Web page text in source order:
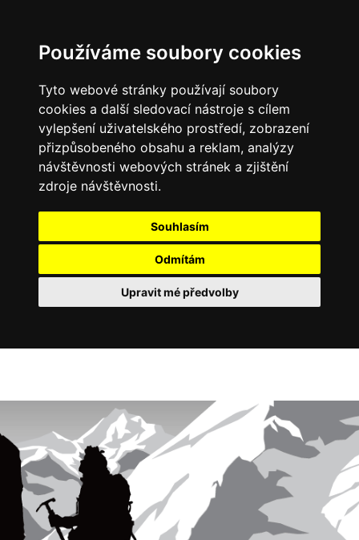
Používáme soubory cookies
Tyto webové stránky používají soubory
cookies a další sledovací nástroje s cílem
vylepšení uživatelského prostředí, zobrazení
přizpůsobeného obsahu a reklam, analýzy
návštěvnosti webových stránek a zjištění
zdroje návštěvnosti.
Souhlasím
Odmítám
Upravit mé předvolby